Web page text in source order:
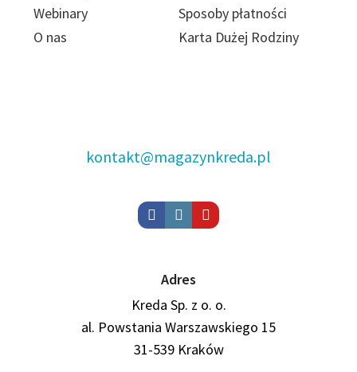
Webinary
O nas
Sposoby płatności
Karta Dużej Rodziny
kontakt@magazynkreda.pl
Adres
Kreda Sp. z o. o.
al. Powstania Warszawskiego 15
31-539 Kraków